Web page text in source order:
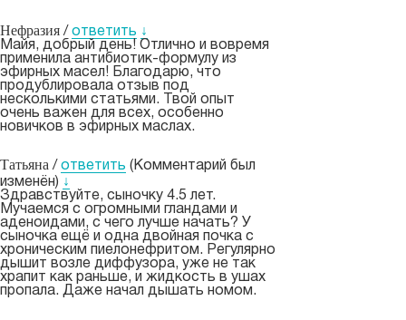
Нефразия / ответить ↓
Майя, добрый день! Отлично и вовремя
применила антибиотик-формулу из
эфирных масел! Благодарю, что
продублировала отзыв под
несколькими статьями. Твой опыт
очень важен для всех, особенно
новичков в эфирных маслах.
Татьяна / ответить (Комментарий был
изменён) ↓
Здравствуйте, сыночку 4.5 лет.
Мучаемся с огромными гландами и
аденоидами, с чего лучше начать? У
сыночка ещё и одна двойная почка с
хроническим пиелонефритом. Регулярно
дышит возле диффузора, уже не так
храпит как раньше, и жидкость в ушах
пропала. Даже начал дышать номом.